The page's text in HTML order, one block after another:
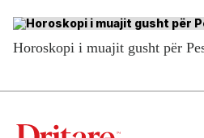
Horoskopi i muajit gusht për